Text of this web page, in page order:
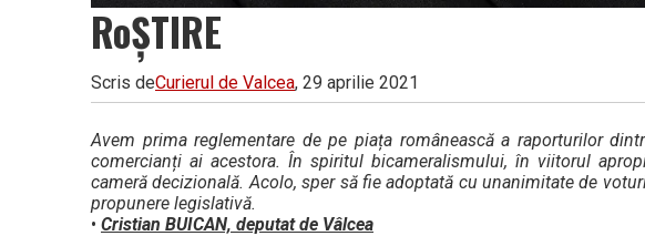
RoȘTIRE
Scris deCurierul de Valcea, 29 aprilie 2021
Avem prima reglementare de pe piața românească a raporturilor
comercianți ai acestora. În spiritul bicameralismului, în viitorul
cameră decizională. Acolo, sper să fie adoptată cu unanimitate de
propunere legislativă.
• Cristian BUICAN, deputat de Vâlcea